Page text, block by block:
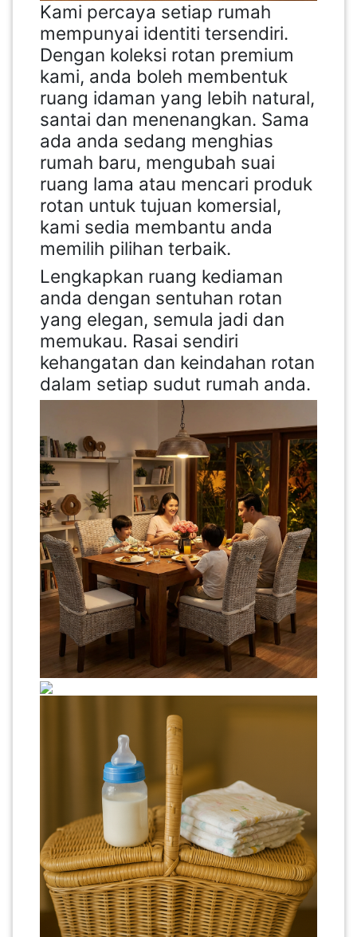
Kami percaya setiap rumah
mempunyai identiti tersendiri.
Dengan koleksi rotan premium
kami, anda boleh membentuk
ruang idaman yang lebih natural,
santai dan menenangkan. Sama
ada anda sedang menghias
rumah baru, mengubah suai
ruang lama atau mencari produk
rotan untuk tujuan komersial,
kami sedia membantu anda
memilih pilihan terbaik.
Lengkapkan ruang kediaman
anda dengan sentuhan rotan
yang elegan, semula jadi dan
memukau. Rasai sendiri
kehangatan dan keindahan rotan
dalam setiap sudut rumah anda.